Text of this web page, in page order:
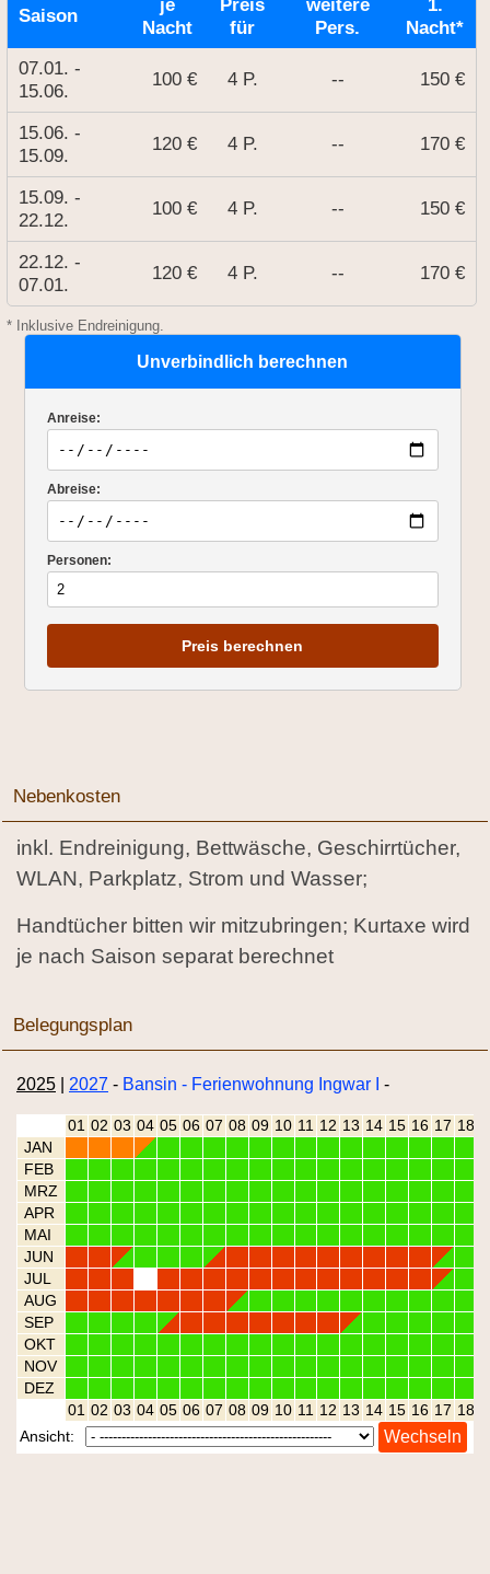
Saison
Nacht
für
Pers.
Nacht*
07.01. -
15.06.
100 € 4 P. -- 150 €
15.06. -
15.09.
120 € 4 P. -- 170 €
15.09. -
22.12.
100 € 4 P. -- 150 €
22.12. -
07.01.
120 € 4 P. -- 170 €
* Inklusive Endreinigung.
Unverbindlich berechnen
Anreise:
Abreise:
Personen:
Preis berechnen
Nebenkosten
inkl. Endreinigung, Bettwäsche, Geschirrtücher,
WLAN, Parkplatz, Strom und Wasser;
Handtücher bitten wir mitzubringen; Kurtaxe wird
je nach Saison separat berechnet
Belegungsplan